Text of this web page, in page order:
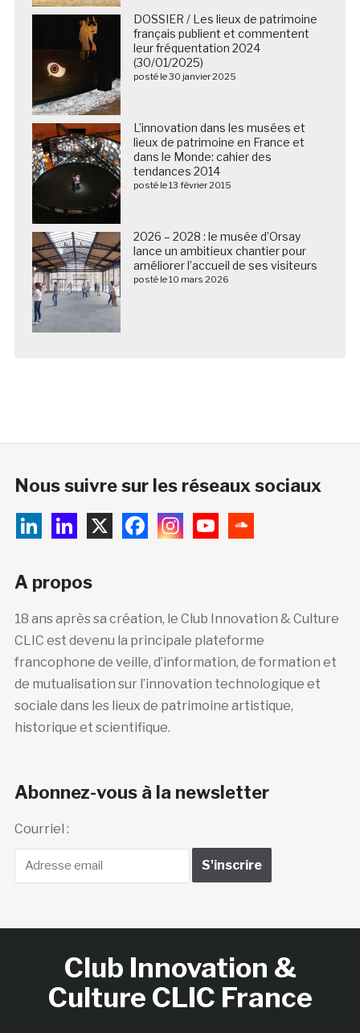
DOSSIER / Les lieux de patrimoine
français publient et commentent
leur fréquentation 2024
(30/01/2025)
posté le 30 janvier 2025
L’innovation dans les musées et
lieux de patrimoine en France et
dans le Monde: cahier des
tendances 2014
posté le 13 février 2015
2026 – 2028 : le musée d’Orsay
lance un ambitieux chantier pour
améliorer l’accueil de ses visiteurs
posté le 10 mars 2026
Nous suivre sur les réseaux sociaux
A propos
18 ans après sa création, le Club Innovation & Culture
CLIC est devenu la principale plateforme
francophone de veille, d’information, de formation et
de mutualisation sur l’innovation technologique et
sociale dans les lieux de patrimoine artistique,
historique et scientifique.
Abonnez-vous à la newsletter
Courriel :
Club Innovation &
Culture CLIC France